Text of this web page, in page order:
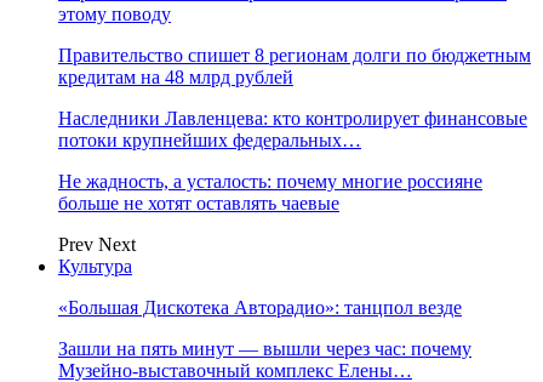
этому поводу
Правительство спишет 8 регионам долги по бюджетным
кредитам на 48 млрд рублей
Наследники Лавленцева: кто контролирует финансовые
потоки крупнейших федеральных…
Не жадность, а усталость: почему многие россияне
больше не хотят оставлять чаевые
Prev Next
Культура
«Большая Дискотека Авторадио»: танцпол везде
Зашли на пять минут — вышли через час: почему
Музейно-выставочный комплекс Елены…